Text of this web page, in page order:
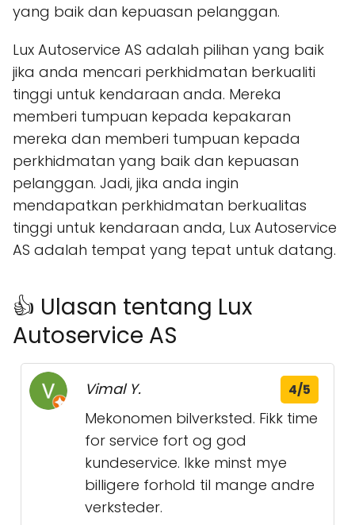
yang baik dan kepuasan pelanggan.
Lux Autoservice AS adalah pilihan yang baik
jika anda mencari perkhidmatan berkualiti
tinggi untuk kendaraan anda. Mereka
memberi tumpuan kepada kepakaran
mereka dan memberi tumpuan kepada
perkhidmatan yang baik dan kepuasan
pelanggan. Jadi, jika anda ingin
mendapatkan perkhidmatan berkualitas
tinggi untuk kendaraan anda, Lux Autoservice
AS adalah tempat yang tepat untuk datang.
👍 Ulasan tentang Lux
Autoservice AS
Vimal Y. 4/5
Mekonomen bilverksted. Fikk time
for service fort og god
kundeservice. Ikke minst mye
billigere forhold til mange andre
verksteder.